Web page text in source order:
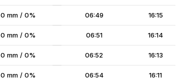
0 mm / 0% 06:49 16:15
0 mm / 0% 06:51 16:14
0 mm / 0% 06:52 16:13
0 mm / 0% 06:54 16:11